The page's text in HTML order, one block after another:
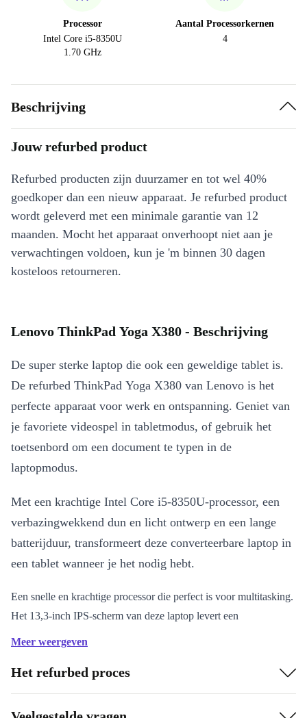
Processor
Intel Core i5-8350U
1.70 GHz
Aantal Processorkernen
4
Beschrijving
Jouw refurbed product
Refurbed producten zijn duurzamer en tot wel 40%
goedkoper dan een nieuw apparaat. Je refurbed product
wordt geleverd met een minimale garantie van 12
maanden. Mocht het apparaat onverhoopt niet aan je
verwachtingen voldoen, kun je 'm binnen 30 dagen
kosteloos retourneren.
Lenovo ThinkPad Yoga X380 - Beschrijving
De super sterke laptop die ook een geweldige tablet is.
De refurbed ThinkPad Yoga X380 van Lenovo is het
perfecte apparaat voor werk en ontspanning. Geniet van
je favoriete videospel in tabletmodus, of gebruik het
toetsenbord om een document te typen in de
laptopmodus.
Met een krachtige Intel Core i5-8350U-processor, een
verbazingwekkend dun en licht ontwerp en een lange
batterijduur, transformeert deze converteerbare laptop in
een tablet wanneer je het nodig hebt.
Een snelle en krachtige processor die perfect is voor multitasking.
Het 13,3-inch IPS-scherm van deze laptop levert een
8e generatie Intel Core i5-processor, zodat je elke toepassing kunt
uitvoeren, inclusief videobewerkingssoftware en andere resource-
intensieve programma’s.
Meer weergeven
Het refurbed proces